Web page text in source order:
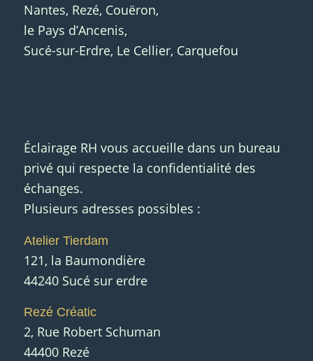
Nantes, Rezé, Couëron,
le Pays d’Ancenis,
Sucé-sur-Erdre, Le Cellier, Carquefou
Éclairage RH vous accueille dans un bureau
privé qui respecte la confidentialité des
échanges.
Plusieurs adresses possibles :
Atelier Tierdam
121, la Baumondière
44240 Sucé sur erdre
Rezé Créatic
2, Rue Robert Schuman
44400 Rezé